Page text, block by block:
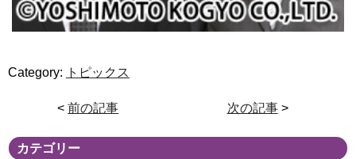
Category: トピックス
< 前の記事 次の記事 >
カテゴリー